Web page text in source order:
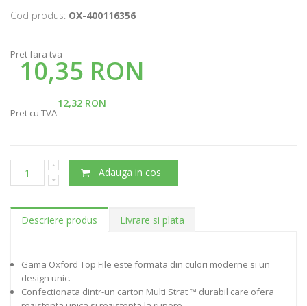
Cod produs: OX-400116356
Pret fara tva
10,35 RON
12,32 RON
Pret cu TVA
Adauga in cos
Descriere produs Livrare si plata
Gama Oxford Top File este formata din culori moderne si un
design unic.
Confectionata dintr-un carton Multi'Strat ™ durabil care ofera